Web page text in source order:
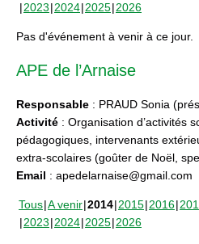
2023 2024 2025 2026
Pas d'événement à venir à ce jour.
APE de l’Arnaise
Responsable : PRAUD Sonia
Activité : Organisation d’activités
pédagogiques, intervenants
extra-scolaires (goûter de Noël,
Email : apedelarnaise@gmail.com
Tous A venir 2014 2015 2016
2023 2024 2025 2026